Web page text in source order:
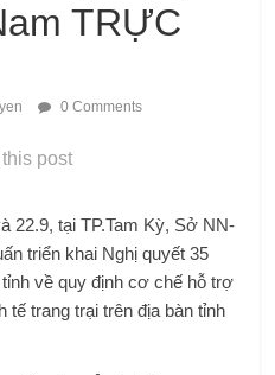
TRỰC
0 Comments
this post
22.9, tại TP.Tam Kỳ, Sở NN-
triển khai Nghị quyết 35
về quy định cơ chế hỗ trợ
tế trang trại trên địa bàn tỉnh